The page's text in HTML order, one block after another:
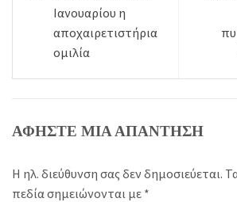
άρθρων
Ιανουαρίου η
αποχαιρετιστήρια
ομιλία
ΑΦΉΣΤΕ ΜΙΑ ΑΠΆΝΤΗΣΗ
Η ηλ. διεύθυνση σας δεν δημοσιεύεται.
πεδία σημειώνονται με *